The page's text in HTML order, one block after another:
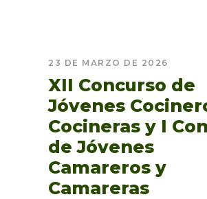
23 DE MARZO DE 2026
XII Concurso de
Jóvenes
Cocineras y I
de Jóvenes
Camareros y
Camareras